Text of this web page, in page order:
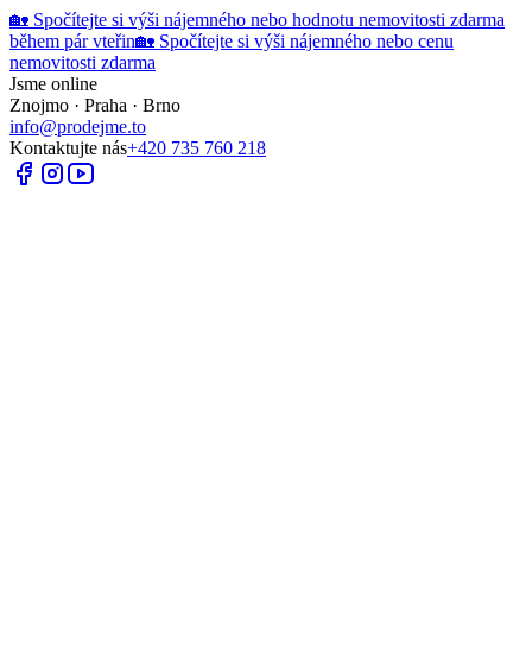
🏡 Spočítejte si výši nájemného nebo hodnotu nemovitosti zdarma
během pár vteřin🏡 Spočítejte si výši nájemného nebo cenu
nemovitosti zdarma
Jsme online
Znojmo · Praha · Brno
info@prodejme.to
Kontaktujte nás+420 735 760 218